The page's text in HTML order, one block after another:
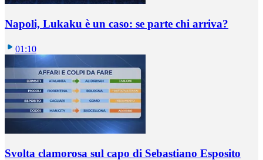
Napoli, Lukaku è un caso: se parte chi arriva?
01:10
Svolta clamorosa sul capo di Sebastiano Esposito